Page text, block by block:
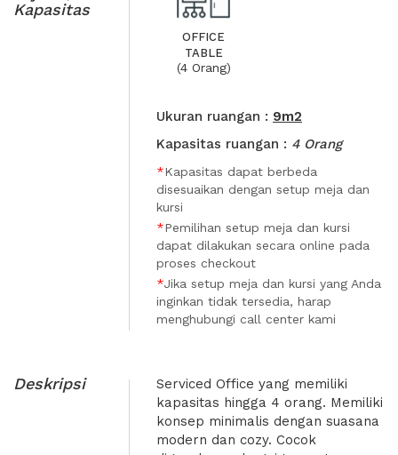
Kapasitas
OFFICE
TABLE
(4 Orang)
Ukuran ruangan : 9m2
Kapasitas ruangan : 4 Orang
*Kapasitas dapat berbeda
disesuaikan dengan setup meja dan
kursi
*Pemilihan setup meja dan kursi
dapat dilakukan secara online pada
proses checkout
*Jika setup meja dan kursi yang Anda
inginkan tidak tersedia, harap
menghubungi call center kami
Deskripsi
Serviced Office yang memiliki
kapasitas hingga 4 orang. Memiliki
konsep minimalis dengan suasana
modern dan cozy. Cocok